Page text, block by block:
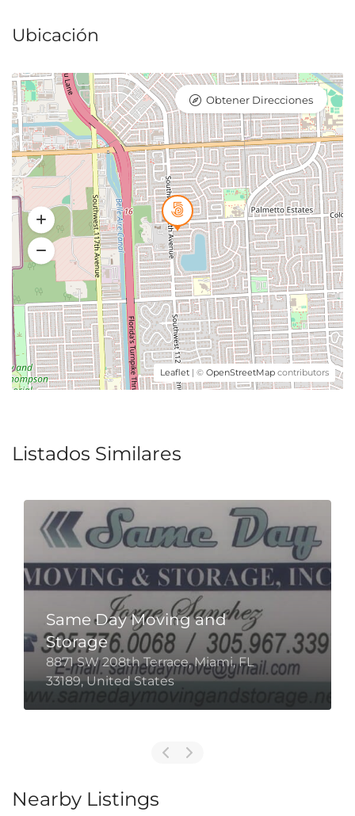
Ubicación
Leaflet | © OpenStreetMap contributors
Obtener Direcciones
Listados Similares
Same Day Moving and
Storage
8871 SW 208th Terrace, Miami, FL
33189, United States
Nearby Listings